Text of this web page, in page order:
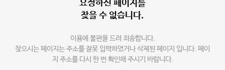
요청하신 페이지를
찾을 수 없습니다.
이용에 불편을 드려 죄송합니다.
찾으시는 페이지는 주소를 잘못 입력하였거나 삭제된 페이지 입니다. 페이
지 주소를 다시 한 번 확인해 주시기 바랍니다.